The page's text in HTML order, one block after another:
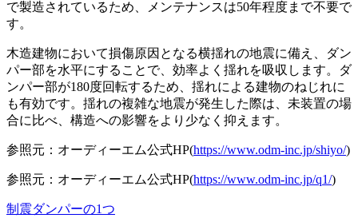
で製造されているため、メンテナンスは50年程度まで不要で
す。
木造建物において損傷原因となる横揺れの地震に備え、
ダン
パー部を水平にすることで、効率よく揺れを吸収 します。ダ
ンパー部が180度回転するため、揺れによる建物のねじれに
も有効です。揺れの複雑な地震が発生した際は、未装置の場
合に比べ、構造への影響をより少なく抑えます。
参照元：オーディーエム公式HP(https://www.odm-inc.jp/shiyo/)
参照元：オーディーエム公式HP(https://www.odm-inc.jp/q1/)
制震ダンパーの1つ